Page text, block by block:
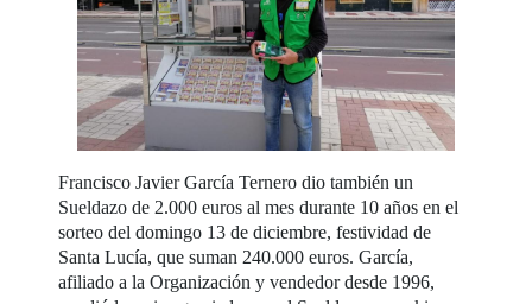
Francisco Javier García Ternero dio también un
Sueldazo de 2.000 euros al mes durante 10 años en el
sorteo del domingo 13 de diciembre, festividad de
Santa Lucía, que suman 240.000 euros. García,
afiliado a la Organización y vendedor desde 1996,